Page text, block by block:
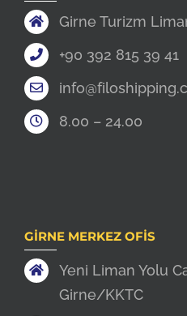
Girne Turizm
+90 392 815 39 41
8.00 – 24.00
GIRNE MERKEZ OFIS
Yeni Liman Yolu
Girne/KKTC